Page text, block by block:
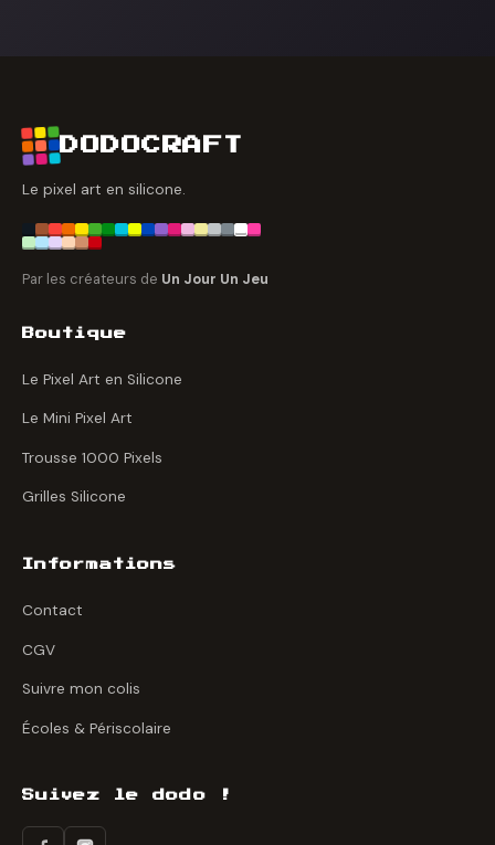
DODOCRAFT
Le pixel art en silicone.
Par les créateurs de Un Jour Un Jeu
Boutique
Le Pixel Art en Silicone
Le Mini Pixel Art
Trousse 1000 Pixels
Grilles Silicone
Informations
Contact
CGV
Suivre mon colis
Écoles & Périscolaire
Suivez le dodo !